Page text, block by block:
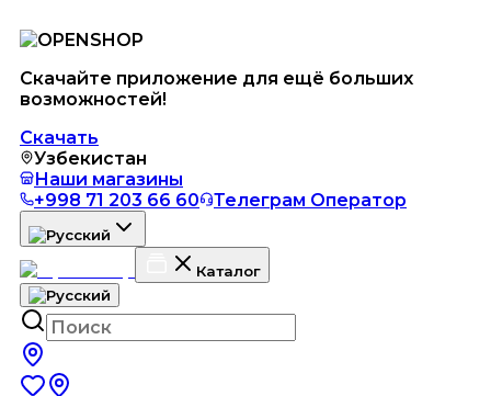
Скачайте приложение для ещё больших
возможностей!
Скачать
Узбекистан
Наши магазины
+998 71 203 66 60
Телеграм Оператор
Каталог